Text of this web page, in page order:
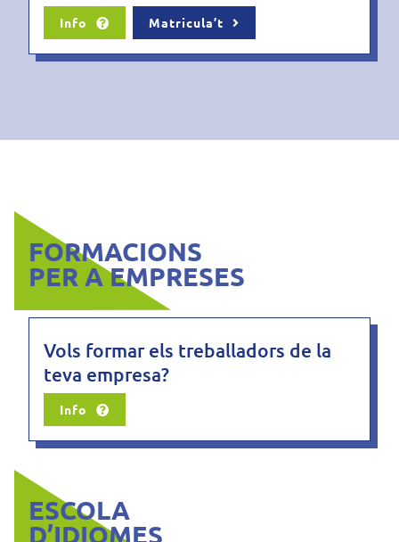
Info Matricula’t
FORMACIONS
PER A EMPRESES
Vols formar els treballadors de la
teva empresa?
Info
ESCOLA
D’IDIOMES